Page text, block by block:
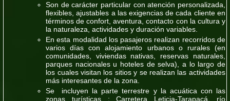
Son de carácter particular con atención personalizada,
flexibles, ajustables a las exigencias de cada cliente en
términos de confort, aventura, contacto con la cultura y
la naturaleza, actividades y duración variables.
En esta modalidad los pasajeros realizan recorridos de
varios días con alojamiento urbanos o rurales (en
comunidades, viviendas nativas, reservas naturales,
parques nacionales u hoteles de selva), a lo largo de
los cuales visitan los sitios y se realizan las actividades
más interesantes de la zona.
Se incluyen la parte terrestre y la acuática con las
zonas turísticas : Carretera Leticia-Tarapacá, río